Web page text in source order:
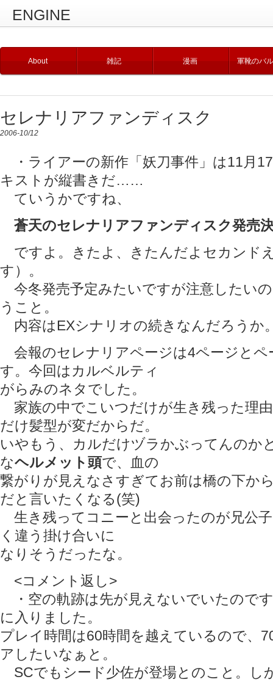
ENGINE
About 雑記 漫画 軍靴のバ
セレナリアファンディスク
2006-10/12
・ライアーの新作「妖刀事件」は11月
キストが縦書きだ……
ていうかですね、
蒼天のセレナリアファンディスク発売
ですよ。きたよ、きたんだよセカンド
す）。
今冬発売予定みたいですが注意したい
うこと。
内容はEXシナリオの続きなんだろうか
会報のセレナリアページは4ページとペ
す。今回はカルベルティ
がらみのネタでした。
家族の中でこいつだけが生き残った理
だけ髪型が変だからだ。
いやもう、カルだけヅラかぶってんのか
なヘルメット頭で、血の
繋がりが見えなさすぎてお前は橋の下か
だと言いたくなる(笑)
生き残ってコニーと出会ったのが兄公
く違う掛け合いに
なりそうだったな。
<コメント返し>
・空の軌跡は先が見えないでいたので
に入りました。
プレイ時間は60時間を越えているので、
アしたいなぁと。
SCでもシード少佐が登場とのこと。し